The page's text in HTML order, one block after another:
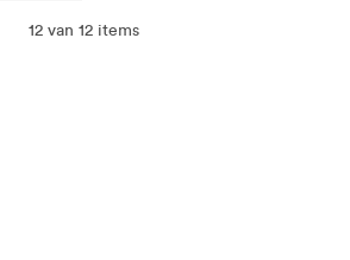
12 van 12 items